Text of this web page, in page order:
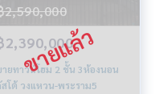
2,590,000
2,390,000
ายทาวน์โฮม 2 ชั้น 3ห้องนอน
โต้ วงแหวน-พระราม5